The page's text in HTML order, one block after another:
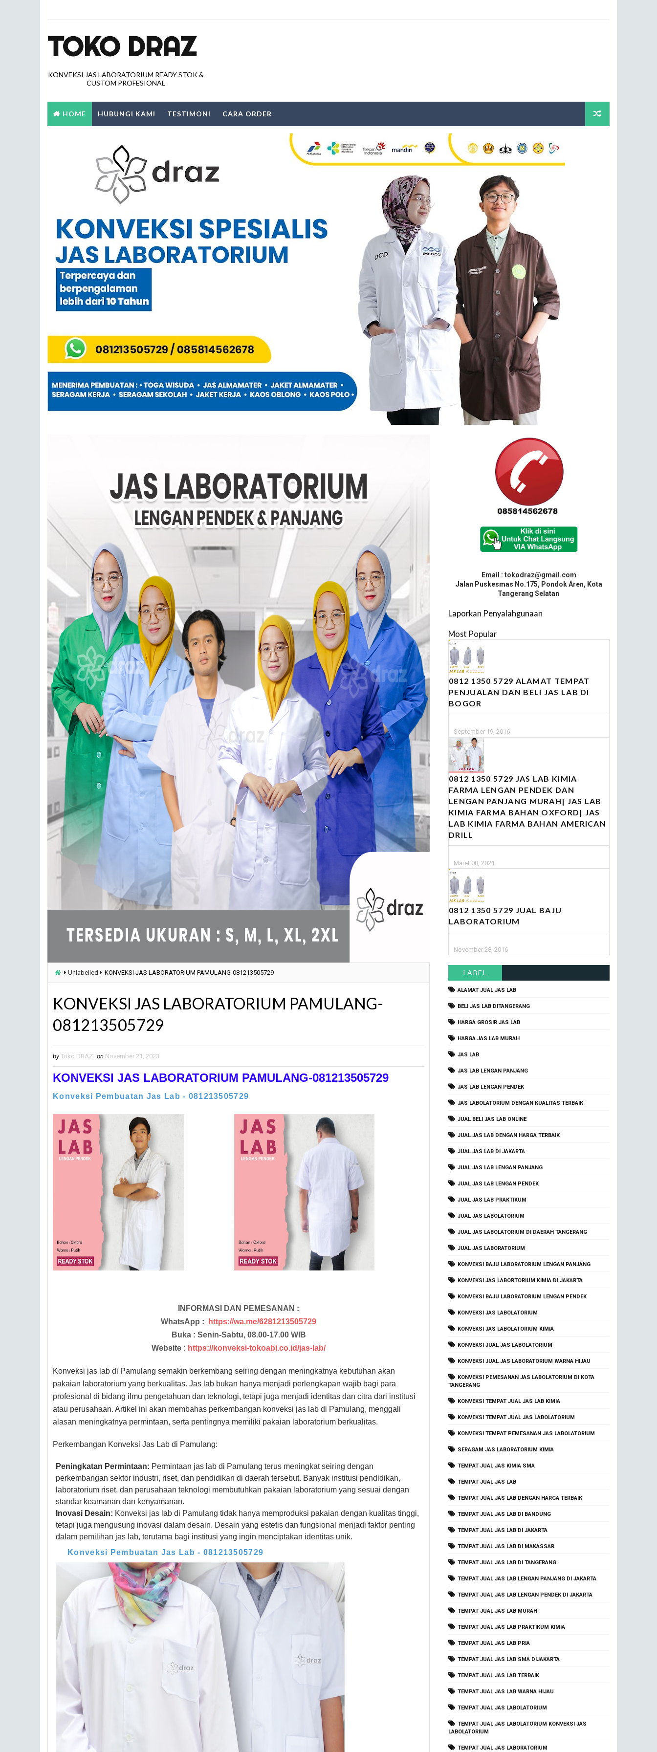
TOKO DRAZ
KONVEKSI JAS LABORATORIUM READY STOK &
CUSTOM PROFESIONAL
HOME HUBUNGI KAMI TESTIMONI CARA ORDER
Unlabelled KONVEKSI JAS LABORATORIUM PAMULANG-081213505729
KONVEKSI JAS LABORATORIUM PAMULANG-
081213505729
by Toko DRAZ on November 21, 2023
KONVEKSI JAS LABORATORIUM PAMULANG-081213505729
Konveksi Pembuatan Jas Lab - 081213505729
INFORMASI DAN PEMESANAN :
WhatsApp :
https://wa.me/6281213505729
Buka : Senin-Sabtu, 08.00-17.00 WIB
Website : https://konveksi-tokoabi.co.id/jas-lab/
Konveksi jas lab di Pamulang semakin berkembang seiring dengan meningkatnya kebutuhan akan
pakaian laboratorium yang berkualitas. Jas lab bukan hanya menjadi perlengkapan wajib bagi para
profesional di bidang ilmu pengetahuan dan teknologi, tetapi juga menjadi identitas dan citra dari institusi
atau perusahaan. Artikel ini akan membahas perkembangan konveksi jas lab di Pamulang, menggali
alasan meningkatnya permintaan, serta pentingnya memiliki pakaian laboratorium berkualitas.
Perkembangan Konveksi Jas Lab di Pamulang:
Peningkatan Permintaan: Permintaan jas lab di Pamulang terus meningkat seiring dengan
perkembangan sektor industri, riset, dan pendidikan di daerah tersebut. Banyak institusi pendidikan,
laboratorium riset, dan perusahaan teknologi membutuhkan pakaian laboratorium yang sesuai dengan
standar keamanan dan kenyamanan.
Inovasi Desain: Konveksi jas lab di Pamulang tidak hanya memproduksi pakaian dengan kualitas tinggi,
tetapi juga mengusung inovasi dalam desain. Desain yang estetis dan fungsional menjadi faktor penting
dalam pemilihan jas lab, terutama bagi institusi yang ingin menciptakan identitas unik.
Konveksi Pembuatan Jas Lab - 081213505729
Email : tokodraz@gmail.com
Jalan Puskesmas No.175, Pondok Aren, Kota
Tangerang Selatan
Laporkan Penyalahgunaan
Most Popular
0812 1350 5729 ALAMAT TEMPAT
PENJUALAN DAN BELI JAS LAB DI
BOGOR
September 19, 2016
0812 1350 5729 JAS LAB KIMIA
FARMA LENGAN PENDEK DAN
LENGAN PANJANG MURAH| JAS LAB
KIMIA FARMA BAHAN OXFORD| JAS
LAB KIMIA FARMA BAHAN AMERICAN
DRILL
Maret 08, 2021
0812 1350 5729 JUAL BAJU
LABORATORIUM
November 28, 2016
LABEL
ALAMAT JUAL JAS LAB
BELI JAS LAB DITANGERANG
HARGA GROSIR JAS LAB
HARGA JAS LAB MURAH
JAS LAB
JAS LAB LENGAN PANJANG
JAS LAB LENGAN PENDEK
JAS LABOLATORIUM DENGAN KUALITAS TERBAIK
JUAL BELI JAS LAB ONLINE
JUAL JAS LAB DENGAN HARGA TERBAIK
JUAL JAS LAB DI JAKARTA
JUAL JAS LAB LENGAN PANJANG
JUAL JAS LAB LENGAN PENDEK
JUAL JAS LAB PRAKTIKUM
JUAL JAS LABOLATORIUM
JUAL JAS LABOLATORIUM DI DAERAH TANGERANG
JUAL JAS LABORATORIUM
KONVEKSI BAJU LABORATORIUM LENGAN PANJANG
KONVEKSI JAS LABORTORIUM KIMIA DI JAKARTA
KONVEKSI BAJU LABORATORIUM LENGAN PENDEK
KONVEKSI JAS LABOLATORIUM
KONVEKSI JAS LABOLATORIUM KIMIA
KONVEKSI JUAL JAS LABOLATORIUM
KONVEKSI JUAL JAS LABORATORIUM WARNA HIJAU
KONVEKSI PEMESANAN JAS LABOLATORIUM DI KOTA
TANGERANG
KONVEKSI TEMPAT JUAL JAS LAB KIMIA
KONVEKSI TEMPAT JUAL JAS LABOLATORIUM
KONVEKSI TEMPAT PEMESANAN JAS LABOLATORIUM
SERAGAM JAS LABORATORIUM KIMIA
TEMPAT JUAL JAS KIMIA SMA
TEMPAT JUAL JAS LAB
TEMPAT JUAL JAS LAB DENGAN HARGA TERBAIK
TEMPAT JUAL JAS LAB DI BANDUNG
TEMPAT JUAL JAS LAB DI JAKARTA
TEMPAT JUAL JAS LAB DI MAKASSAR
TEMPAT JUAL JAS LAB DI TANGERANG
TEMPAT JUAL JAS LAB LENGAN PANJANG DI JAKARTA
TEMPAT JUAL JAS LAB LENGAN PENDEK DI JAKARTA
TEMPAT JUAL JAS LAB MURAH
TEMPAT JUAL JAS LAB PRAKTIKUM KIMIA
TEMPAT JUAL JAS LAB PRIA
TEMPAT JUAL JAS LAB SMA DIJAKARTA
TEMPAT JUAL JAS LAB TERBAIK
TEMPAT JUAL JAS LAB WARNA HIJAU
TEMPAT JUAL JAS LABOLATORIUM
TEMPAT JUAL JAS LABOLATORIUM KONVEKSI JAS
LABOLATORIUM
TEMPAT JUAL JAS LABORATORIUM